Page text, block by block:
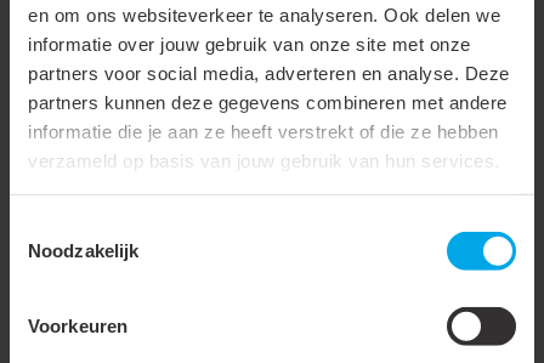
en om ons websiteverkeer te analyseren. Ook delen we
informatie over jouw gebruik van onze site met onze
partners voor social media, adverteren en analyse. Deze
partners kunnen deze gegevens combineren met andere
informatie die je aan ze heeft verstrekt of die ze hebben
verzameld op basis van jouw gebruik van hun services.
Noodzakelijk
Voorkeuren
Binnendiameter na
inkrimping
0.6 mm
Lengte
20 m
Nom. diameter in inch
3/64"
Nom. doorsnede
0.34 - 1.5 mm²
Wanddikte na krimpen
Krimptemperatuur